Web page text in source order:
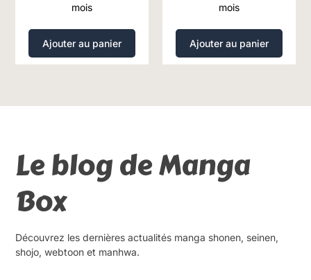
mois
Ajouter au panier
mois
Ajouter au panier
Le blog de Manga
Box
Découvrez les dernières actualités manga shonen, seinen,
shojo, webtoon et manhwa.